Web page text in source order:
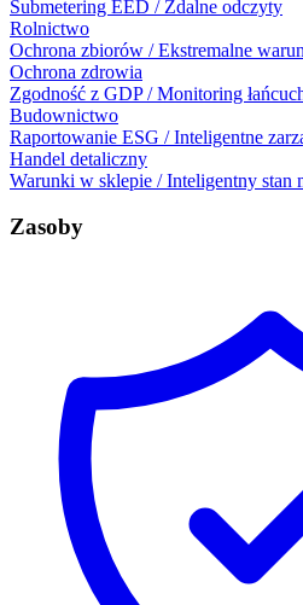
Submetering EED / Zdalne odczyty
Rolnictwo
Ochrona zbiorów / Ekstremalne
Ochrona zdrowia
Zgodność z GDP / Monitoring
Budownictwo
Raportowanie ESG / Inteligentne
Handel detaliczny
Warunki w sklepie / Inteligentny stan
Zasoby